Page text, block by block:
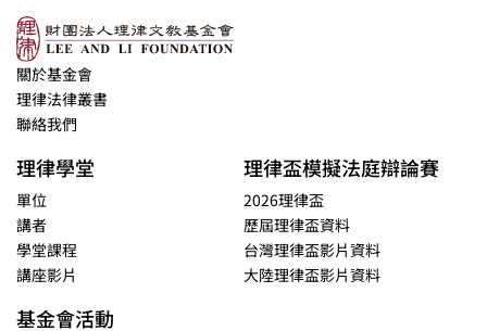
關於基金會
理律法律叢書
聯絡我們
理律學堂
單位
講者
學堂課程
講座影片
理律盃模擬法庭辯論賽
2026理律盃
歷屆理律盃資料
台灣理律盃影片資料
大陸理律盃影片資料
基金會活動